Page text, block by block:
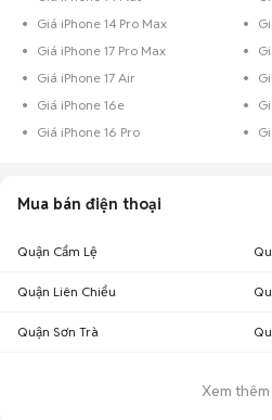
Top 2 mức giá bán iPhone 14 Plus cũ
iPhone 14 Plus giá 7 - 10 triệu Đà Nẵng:
iPhone 14 Plus giá 5 - 7 triệu Đà Nẵng :
Chợ Tốt - Nơi mua bán iPhone 14 Plus
Giá iPhone 14 Pro Max
Giá iPhone 17 Pro Max
Giá iPhone 17 Air
Giá iPhone 16e
Giá iPhone 16 Pro
Mua bán điện thoại
Quận Cẩm Lệ
Quận Liên Chiểu
Quận Sơn Trà
Xem thêm